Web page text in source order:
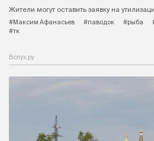
Жители могут оставить заявку на
#Максим Афанасьев
#паводок #рыба
#тк
Вслух.ру